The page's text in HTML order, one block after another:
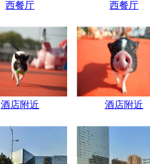
西餐厅 西餐厅
酒店附近 酒店附近